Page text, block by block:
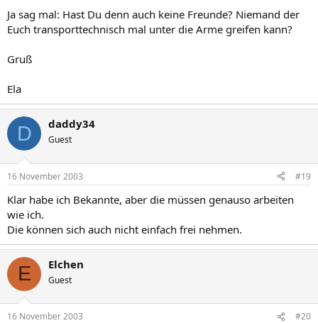
Ja sag mal: Hast Du denn auch keine Freunde? Niemand der
Euch transporttechnisch mal unter die Arme greifen kann?
Gruß
Ela
D daddy34
Guest
16 November 2003 #19
Klar habe ich Bekannte, aber die müssen genauso arbeiten
wie ich.
Die können sich auch nicht einfach frei nehmen.
E Elchen
Guest
16 November 2003 #20